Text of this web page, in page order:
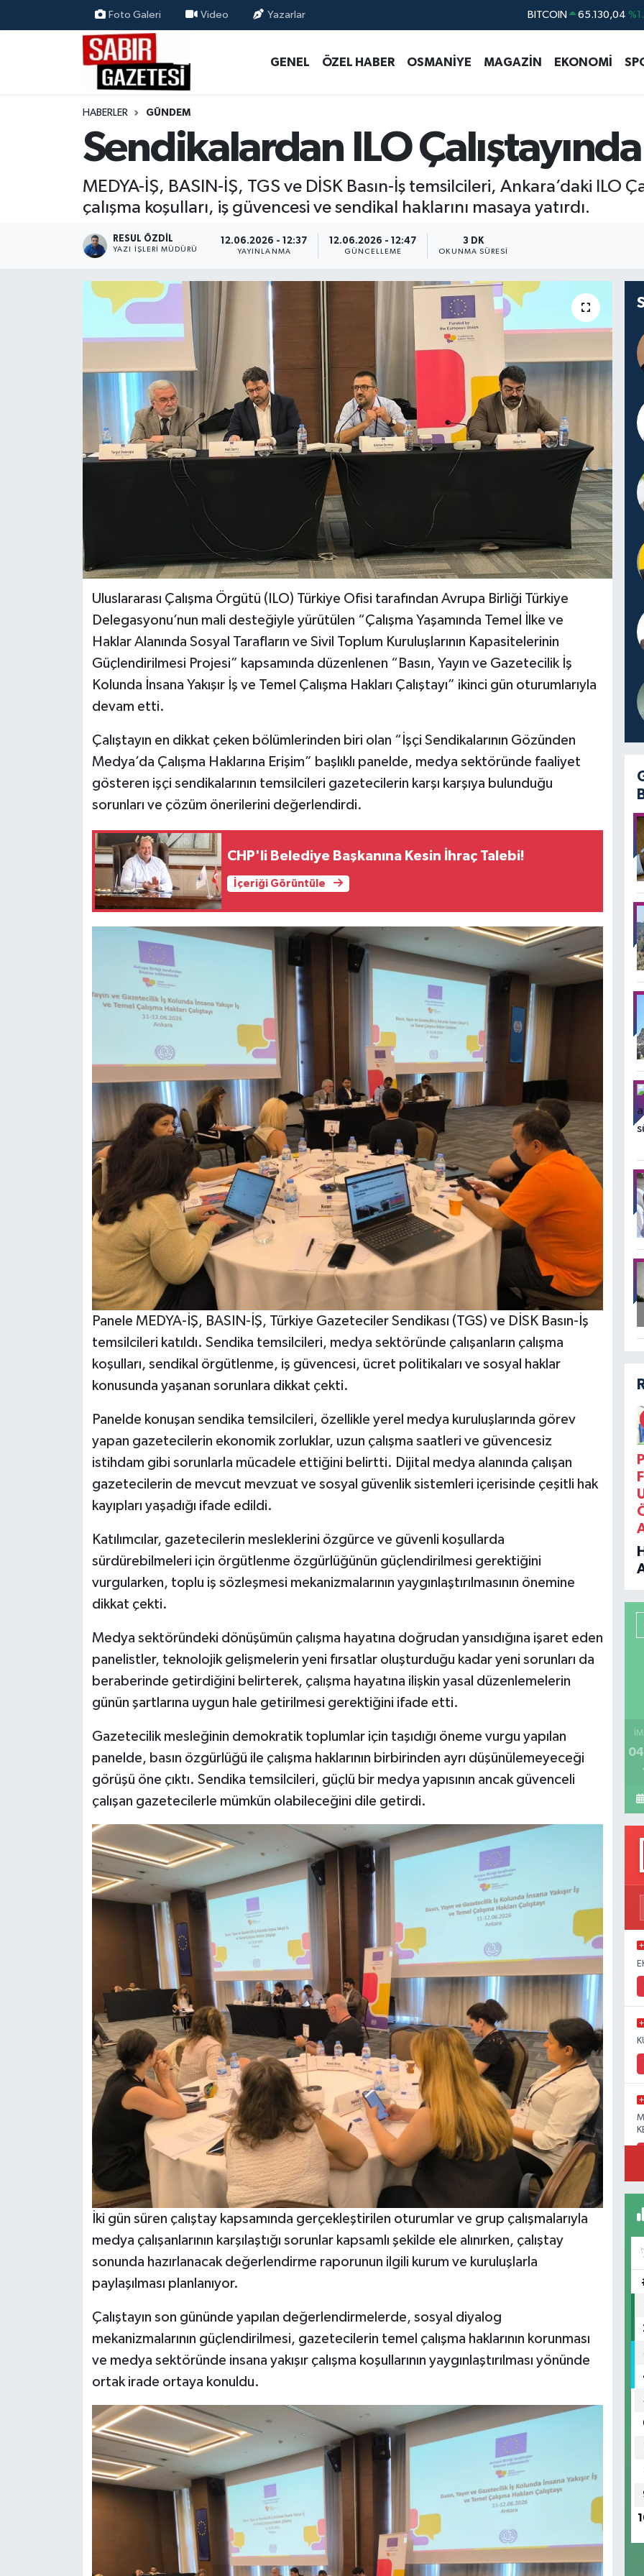
Foto Galeri Video Yazarlar DOLAR 47,7106
STERLİN 64,4046
BITCOIN 65.130,04
GENEL ÖZEL HABER OSMANİYE MAGAZİN EKONOMİ
HABERLER GÜNDEM
Sendikalardan ILO
MEDYA-İŞ, BASIN-İŞ, TGS ve DİSK Basın-İş temsilcileri, Ankara’daki ILO
çalışma koşulları, iş güvencesi ve sendikal haklarını masaya yatırdı.
RESUL ÖZDIL
YAZI İŞLERI MÜDÜRÜ
12.06.2026 - 12:37
YAYINLANMA
12.06.2026 - 12:47
GÜNCELLEME
3 DK
OKUNMA SÜRESI
Uluslararası Çalışma Örgütü (ILO) Türkiye Ofisi tarafından Avrupa Birliği Türkiye
Delegasyonu’nun mali desteğiyle yürütülen “Çalışma Yaşamında Temel İlke ve
Haklar Alanında Sosyal Tarafların ve Sivil Toplum Kuruluşlarının Kapasitelerinin
Güçlendirilmesi Projesi” kapsamında düzenlenen “Basın, Yayın ve Gazetecilik İş
Kolunda İnsana Yakışır İş ve Temel Çalışma Hakları Çalıştayı” ikinci gün oturumlarıyla
devam etti.
Çalıştayın en dikkat çeken bölümlerinden biri olan “İşçi Sendikalarının Gözünden
Medya’da Çalışma Haklarına Erişim” başlıklı panelde, medya sektöründe faaliyet
gösteren işçi sendikalarının temsilcileri gazetecilerin karşı karşıya bulunduğu
sorunları ve çözüm önerilerini değerlendirdi.
CHP'li Belediye Başkanına Kesin İhraç Talebi!
İçeriği Görüntüle
Panele MEDYA-İŞ, BASIN-İŞ, Türkiye Gazeteciler Sendikası (TGS) ve DİSK Basın-İş
temsilcileri katıldı. Sendika temsilcileri, medya sektöründe çalışanların çalışma
koşulları, sendikal örgütlenme, iş güvencesi, ücret politikaları ve sosyal haklar
konusunda yaşanan sorunlara dikkat çekti.
Panelde konuşan sendika temsilcileri, özellikle yerel medya kuruluşlarında görev
yapan gazetecilerin ekonomik zorluklar, uzun çalışma saatleri ve güvencesiz
istihdam gibi sorunlarla mücadele ettiğini belirtti. Dijital medya alanında çalışan
gazetecilerin de mevcut mevzuat ve sosyal güvenlik sistemleri içerisinde çeşitli hak
kayıpları yaşadığı ifade edildi.
Katılımcılar, gazetecilerin mesleklerini özgürce ve güvenli koşullarda
sürdürebilmeleri için örgütlenme özgürlüğünün güçlendirilmesi gerektiğini
vurgularken, toplu iş sözleşmesi mekanizmalarının yaygınlaştırılmasının önemine
dikkat çekti.
Medya sektöründeki dönüşümün çalışma hayatına doğrudan yansıdığına işaret eden
panelistler, teknolojik gelişmelerin yeni fırsatlar oluşturduğu kadar yeni sorunları da
beraberinde getirdiğini belirterek, çalışma hayatına ilişkin yasal düzenlemelerin
günün şartlarına uygun hale getirilmesi gerektiğini ifade etti.
Gazetecilik mesleğinin demokratik toplumlar için taşıdığı öneme vurgu yapılan
panelde, basın özgürlüğü ile çalışma haklarının birbirinden ayrı düşünülemeyeceği
görüşü öne çıktı. Sendika temsilcileri, güçlü bir medya yapısının ancak güvenceli
çalışan gazetecilerle mümkün olabileceğini dile getirdi.
İki gün süren çalıştay kapsamında gerçekleştirilen oturumlar ve grup çalışmalarıyla
medya çalışanlarının karşılaştığı sorunlar kapsamlı şekilde ele alınırken, çalıştay
sonunda hazırlanacak değerlendirme raporunun ilgili kurum ve kuruluşlarla
paylaşılması planlanıyor.
Çalıştayın son gününde yapılan değerlendirmelerde, sosyal diyalog
mekanizmalarının güçlendirilmesi, gazetecilerin temel çalışma haklarının korunması
ve medya sektöründe insana yakışır çalışma koşullarının yaygınlaştırılması yönünde
ortak irade ortaya konuldu.
ÖZEL HABER
MAGAZİN
Osmaniye Nöbetçi Eczaneler
Osmaniye Hava Durumu
Osmaniye Trafik Yoğunluk Haritası
Süper Lig Puan Durumu ve Fikstür
Tüm Manşetler
Son Dakika Haberleri